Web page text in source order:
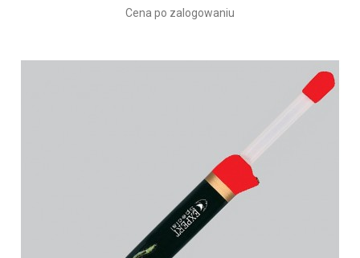
Cena po zalogowaniu